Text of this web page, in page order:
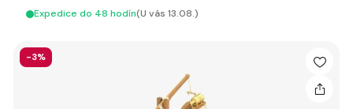
Expedice do 48 hodín(U vás 13.08.)
-3%